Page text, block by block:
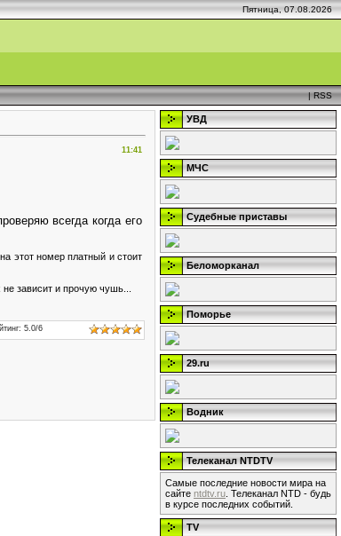
Пятница, 07.08.2026
|RSS
11:41
всегда когда его
этот номер платный и стоит
зависит и прочую чушь...
: 5.0/6
УВД
МЧС
Судебные приставы
Беломорканал
Поморье
29.ru
Водник
Телеканал NTDTV
Самые последние новости мира на
сайте ntdtv.ru . Телеканал NTD - будь
в курсе последних событий.
TV